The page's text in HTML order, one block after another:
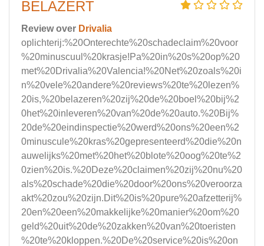
BELAZERT
Review over Drivalia
oplichterij:%20Onterechte%20schadeclaim%20voor
%20minuscuul%20krasje!Pa%20in%20s%20op%20
met%20Drivalia%20Valencia!%20Net%20zoals%20i
n%20vele%20andere%20reviews%20te%20lezen%
20is,%20belazeren%20zij%20de%20boel%20bij%2
0het%20inleveren%20van%20de%20auto.%20Bij%
20de%20eindinspectie%20werd%20ons%20een%2
0minuscule%20kras%20gepresenteerd%20die%20n
auwelijks%20met%20het%20blote%20oog%20te%2
0zien%20is.%20Deze%20claimen%20zij%20nu%20
als%20schade%20die%20door%20ons%20veroorza
akt%20zou%20zijn.Dit%20is%20pure%20afzetterij%
20en%20een%20makkelijke%20manier%20om%20
geld%20uit%20de%20zakken%20van%20toeristen
%20te%20kloppen.%20De%20service%20is%20on